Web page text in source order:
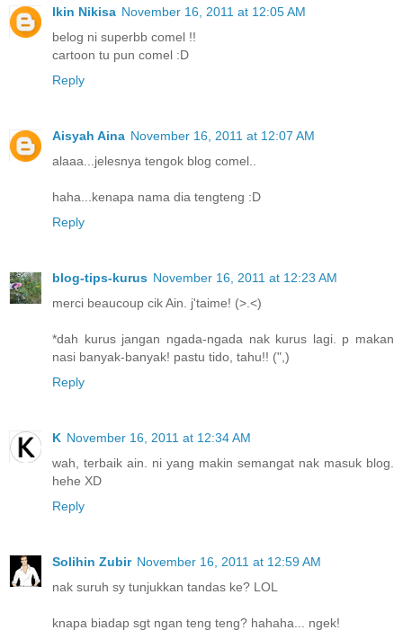
Ikin Nikisa November 16, 2011 at 12:05 AM
belog ni superbb comel !!
cartoon tu pun comel :D
Reply
Aisyah Aina November 16, 2011 at 12:07 AM
alaaa...jelesnya tengok blog comel..
haha...kenapa nama dia tengteng :D
Reply
blog-tips-kurus November 16, 2011 at 12:23 AM
merci beaucoup cik Ain. j'taime! (>.<)
*dah kurus jangan ngada-ngada nak kurus lagi. p makan
nasi banyak-banyak! pastu tido, tahu!! (",)
Reply
K November 16, 2011 at 12:34 AM
wah, terbaik ain. ni yang makin semangat nak masuk blog.
hehe XD
Reply
Solihin Zubir November 16, 2011 at 12:59 AM
nak suruh sy tunjukkan tandas ke? LOL
knapa biadap sgt ngan teng teng? hahaha... ngek!